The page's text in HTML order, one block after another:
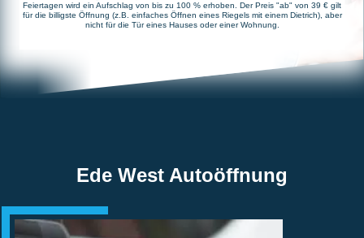
Feiertagen wird ein Aufschlag von bis zu 100 % erhoben. Der Preis "ab" von 39 € gilt
für die billigste Öffnung (z.B. einfaches Öffnen eines Riegels mit einem Dietrich), aber
nicht für die Tür eines Hauses oder einer Wohnung.
Ede West Autoöffnung